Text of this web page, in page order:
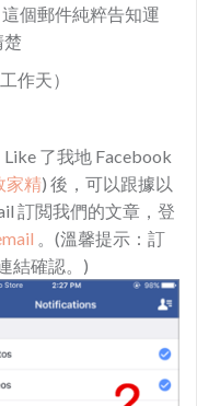
個郵件純粹告知運
作天）
了我地 Facebook
家精) 後，可以跟據以
訂閲我們的文章，登
。(溫馨提示：訂
結確認。)